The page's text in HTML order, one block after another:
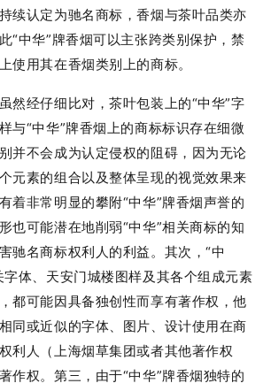
续认定为驰名商标，香烟与茶叶品类亦
“中华”牌香烟可以主张跨类别保护，禁
使用其在香烟类别上的商标。
然经仔细比对，茶叶包装上的“中华”字
与“中华”牌香烟上的商标标识存在细微
并不会成为认定侵权的阻碍，因为无论
元素的组合以及整体呈现的视觉效果来
着非常明显的攀附“中华”牌香烟声誉的
也可能潜在地削弱“中华”相关商标的知
驰名商标权利人的利益。其次，“中
字体、天安门城楼图样及其各个组成元素
都可能因具备独创性而享有著作权，他
同或近似的字体、图片、设计使用在商
利人（上海烟草集团或者其他著作权
作权。第三，由于“中华”牌香烟独特的